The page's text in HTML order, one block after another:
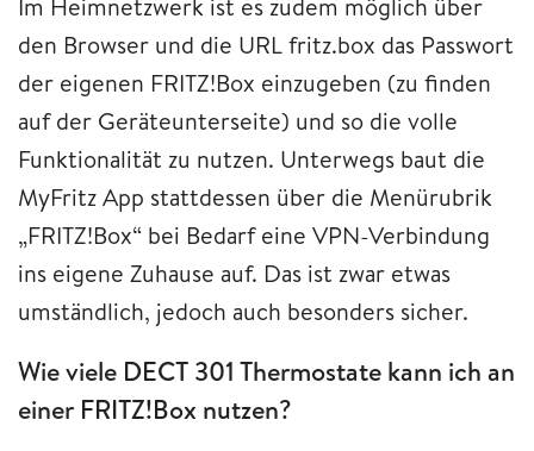
Im Heimnetzwerk ist es zudem möglich über
den Browser und die URL fritz.box das Passwort
der eigenen FRITZ!Box einzugeben (zu finden
auf der Geräteunterseite) und so die volle
Funktionalität zu nutzen. Unterwegs baut die
MyFritz App stattdessen über die Menürubrik
„FRITZ!Box“ bei Bedarf eine VPN-Verbindung
ins eigene Zuhause auf. Das ist zwar etwas
umständlich, jedoch auch besonders sicher.
Wie viele DECT 301 Thermostate kann ich an
einer FRITZ!Box nutzen?